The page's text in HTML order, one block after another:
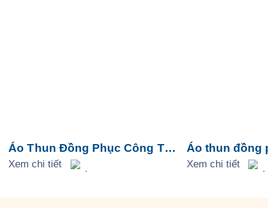
Áo Thun Đồng Phục Công Ty
Song Mã
Xem chi tiết
Áo thun đồng
Thuế KV XVI
Xem chi tiết